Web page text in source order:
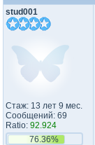
stud001
Стаж: 13 лет 9 мес.
Сообщений: 69
Ratio: 92.924
76.36%